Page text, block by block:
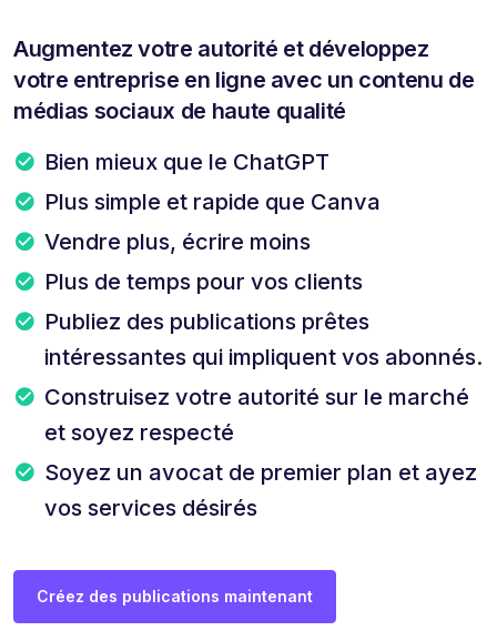
Augmentez votre autorité et développez
votre entreprise en ligne avec un contenu de
médias sociaux de haute qualité
Bien mieux que le ChatGPT
Plus simple et rapide que Canva
Vendre plus, écrire moins
Plus de temps pour vos clients
Publiez des publications prêtes
intéressantes qui impliquent vos abonnés.
Construisez votre autorité sur le marché
et soyez respecté
Soyez un avocat de premier plan et ayez
vos services désirés
Créez des publications maintenant